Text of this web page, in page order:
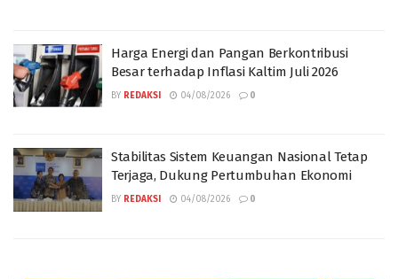
Harga Energi dan Pangan Berkontribusi
Besar terhadap Inflasi Kaltim Juli 2026
BY REDAKSI 04/08/2026 0
Stabilitas Sistem Keuangan Nasional Tetap
Terjaga, Dukung Pertumbuhan Ekonomi
BY REDAKSI 04/08/2026 0